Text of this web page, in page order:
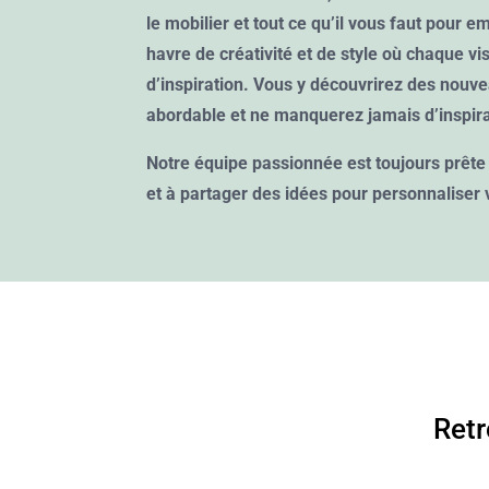
le mobilier et tout ce qu’il vous faut pour
havre de créativité et de style où chaque
d’inspiration. Vous y découvrirez des
abordable et ne manquerez jamais
Notre équipe passionnée est toujours
et à partager des idées pour personnaliser